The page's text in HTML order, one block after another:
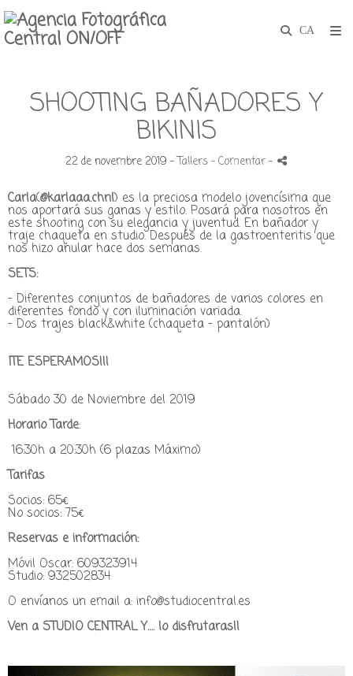
SHOOTING BAÑADORES Y
BIKINIS
22 de novembre 2019 -Tallers - Comentar-
Carla(@karlaaa.chnl) es la preciosa modelo jovencísima que
nos aportará sus ganas y estilo. Posará para nosotros en
este shooting con su elegancia y juventud. En bañador y
traje chaqueta en studio.Después de la gastroenteritis que
nos hizo anular hace dos semanas.
SETS:
- Diferentes conjuntos de bañadores de varios colores en
diferentes fondo y con iluminación variada.
- Dos trajes black&white (chaqueta - pantalón)
¡TE ESPERAMOS!!!
Sábado 30 de Noviembre del 2019
Horario Tarde:
16:30h a 20:30h (6 plazas Máximo)
Tarifas
Socios: 65€
No socios: 75€
Reservas e información:
Móvil Oscar: 609323914
Studio: 932502834
O envíanos un email a: info@studiocentral.es
Ven a STUDIO CENTRAL Y…. lo disfrutaras!!